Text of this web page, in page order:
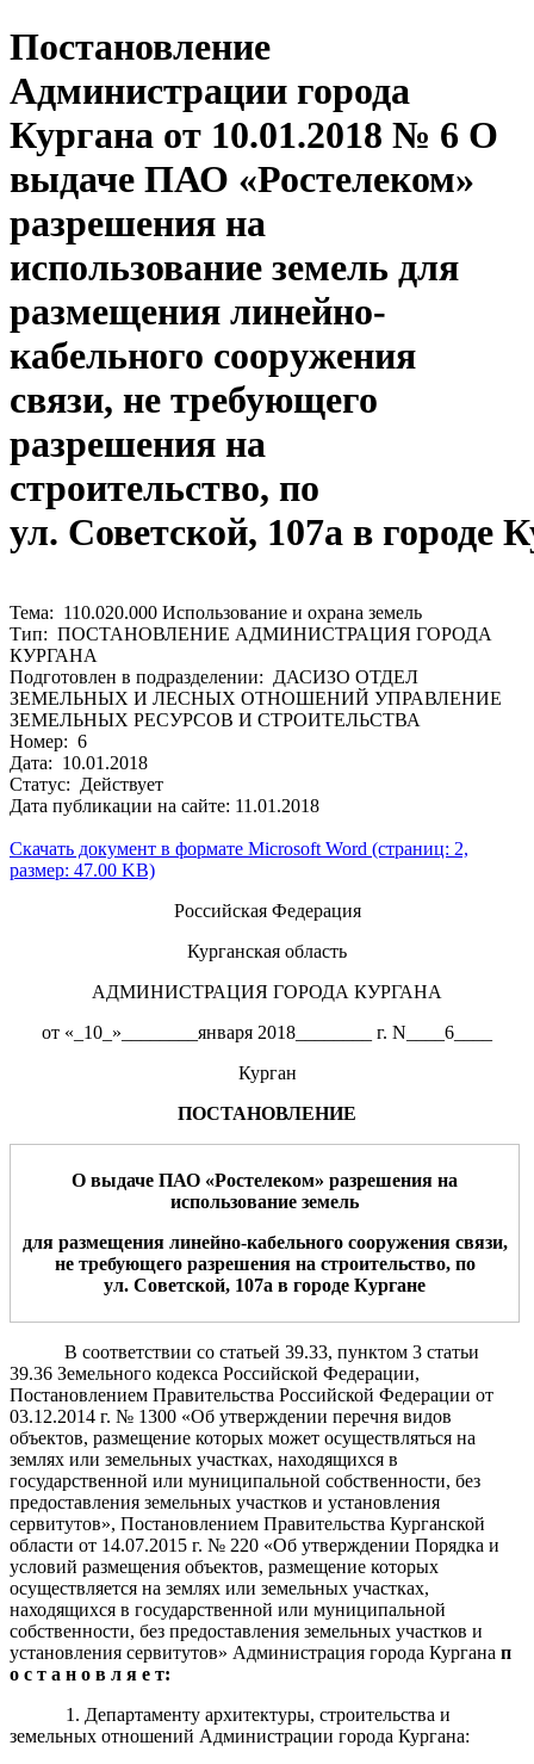
Постановление
Администрации города
Кургана от 10.01.2018 № 6 О
выдаче ПАО «Ростелеком»
разрешения на
использование земель для
размещения линейно-
кабельного сооружения
связи, не требующего
разрешения на
строительство, по
ул. Советской, 107а в городе
Тема: 110.020.000 Использование и охрана земель
Тип: ПОСТАНОВЛЕНИЕ АДМИНИСТРАЦИЯ ГОРОДА
КУРГАНА
Подготовлен в подразделении: ДАСИЗО ОТДЕЛ
ЗЕМЕЛЬНЫХ И ЛЕСНЫХ ОТНОШЕНИЙ УПРАВЛЕНИЕ
ЗЕМЕЛЬНЫХ РЕСУРСОВ И СТРОИТЕЛЬСТВА
Номер: 6
Дата: 10.01.2018
Статус: Действует
Дата публикации на сайте: 11.01.2018
Скачать документ в формате Microsoft Word (страниц: 2,
размер: 47.00 KB)
Российская Федерация
Курганская область
АДМИНИСТРАЦИЯ ГОРОДА КУРГАНА
от «_10_»________января 2018________ г. N____6____
Курган
ПОСТАНОВЛЕНИЕ
О выдаче ПАО «Ростелеком» разрешения на
использование земель
для размещения линейно-кабельного сооружения связи,
не требующегоразрешения на строительство, по
ул. Советской, 107а в городе Кургане
В соответствии со статьей 39.33, пунктом 3 статьи
39.36 Земельного кодекса Российской Федерации,
Постановлением Правительства Российской Федерации от
03.12.2014 г. № 1300 «Об утверждении перечня видов
объектов, размещение которых может осуществляться на
землях или земельных участках, находящихся в
государственной или муниципальной собственности, без
предоставления земельных участков и установления
сервитутов», Постановлением Правительства Курганской
области от 14.07.2015 г. № 220 «Об утверждении Порядка и
условий размещения объектов, размещение которых
осуществляется на землях или земельных участках,
находящихся в государственной или муниципальной
собственности, без предоставления земельных участков и
установления сервитутов» Администрация города Кургана п
о с т а н о в л я е т:
1. Департаменту архитектуры, строительства и
земельных отношений Администрации города Кургана: